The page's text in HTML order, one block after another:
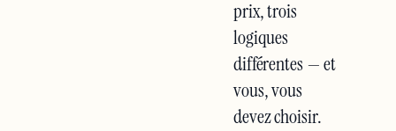
prix, trois
logiques
différentes — et
vous, vous
devez choisir.